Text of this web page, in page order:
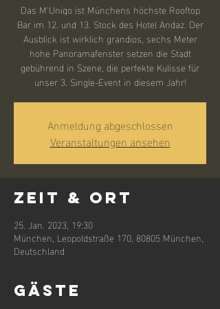
Das M’Uniqo ist Münchens höchste Rooftop
Bar im 12. und 13. Stock des Hotel Andaz. Der
Ausblick ist wirklich grandios, sechs Meter
hohe Panoramafenster setzen die Stadt
gebührend in Szene, die perfekte Kulisse für
unser 3. Single-Event in diesem Jahr!
Anmeldung abgeschlossen
Veranstaltungen ansehen
Zeit & Ort
25. Jan. 2023, 19:30
München, Leopoldstraße 170, 80805 München,
Deutschland
Gäste